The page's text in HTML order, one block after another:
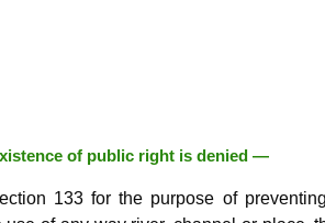
of public right is denied —
133 for the purpose of